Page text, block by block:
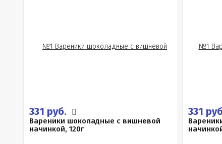
331 руб.
Вареники шоколадные с вишневой
начинкой, 120г
331